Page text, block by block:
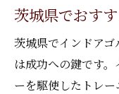
茨城県でおす
茨城県でインドア
は成功への鍵です
ーを駆使したトレ